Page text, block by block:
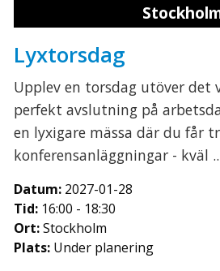
Lyxtorsdag
Upplev en torsdag utöver det
perfekt avslutning på
en lyxigare mässa där du får
konferensanläggningar - kväl
Datum: 2027-01-28
Tid: 16:00 - 18:30
Ort:Stockholm
Plats: Under planering